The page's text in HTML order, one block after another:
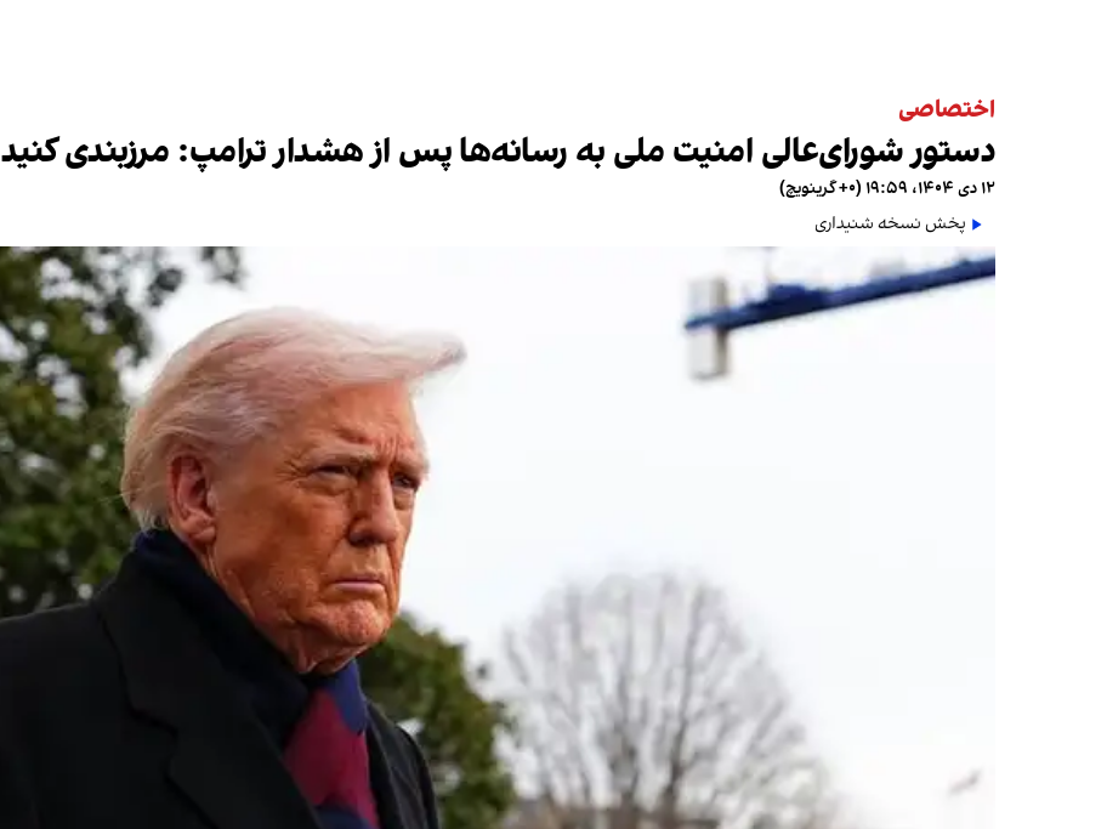
اختصاصی
دستور شورای‌عالی امنیت ملی به رسانه‌ها پس از هشدار ترامپ: مرزبندی کنید
۱۲ دی ۱۴۰۴، ۱۹:۵۹ (‎+۰ گرینویچ)
پخش نسخه شنیداری